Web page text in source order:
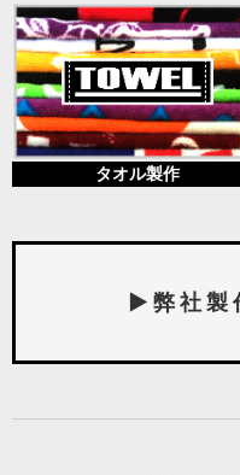
タオル製作
▶ 弊 社 製